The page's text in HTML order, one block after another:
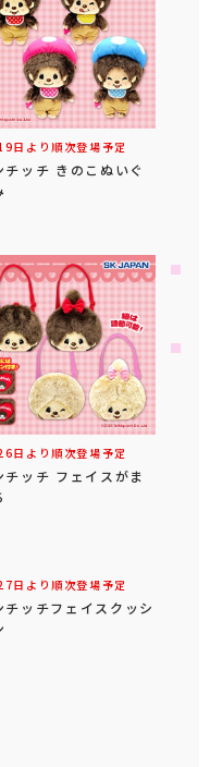
日より順次登場予定
チッチ きのこぬいぐ
日より順次登場予定
チッチ フェイスがま
日より順次登場予定
チッチフェイスクッシ